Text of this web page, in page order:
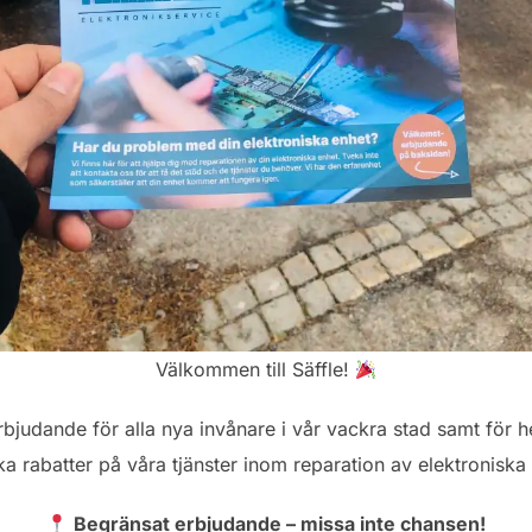
Välkommen till Säffle!
för alla nya invånare i vår vackra stad samt för
rabatter på våra tjänster inom reparation av
Begränsat erbjudande – missa inte chansen!